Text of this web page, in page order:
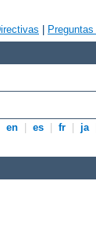
en es fr ja